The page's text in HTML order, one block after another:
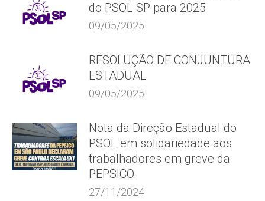
do PSOL SP para 2025
09/05/2025
RESOLUÇÃO DE CONJUNTURA
ESTADUAL
09/05/2025
Nota da Direção Estadual do
PSOL em solidariedade aos
trabalhadores em greve da
PEPSICO.
27/11/2024